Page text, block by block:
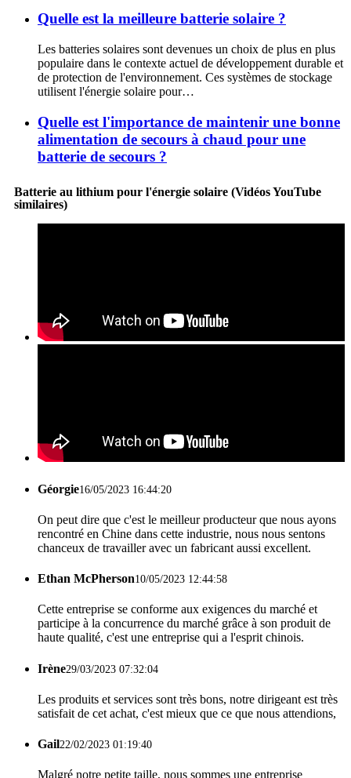
Quelle est la meilleure batterie solaire ?
Les batteries solaires sont devenues un choix de plus en plus
populaire dans le contexte actuel de développement durable et
de protection de l'environnement. Ces systèmes de stockage
utilisent l'énergie solaire pour…
Quelle est l'importance de maintenir une bonne
alimentation de secours à chaud pour une
batterie de secours ?
Batterie au lithium pour l'énergie solaire (Vidéos YouTube
similaires)
Géorgie16/05/2023 16:44:20
On peut dire que c'est le meilleur producteur que nous ayons
rencontré en Chine dans cette industrie, nous nous sentons
chanceux de travailler avec un fabricant aussi excellent.
Ethan McPherson10/05/2023 12:44:58
Cette entreprise se conforme aux exigences du marché et
participe à la concurrence du marché grâce à son produit de
haute qualité, c'est une entreprise qui a l'esprit chinois.
Irène29/03/2023 07:32:04
Les produits et services sont très bons, notre dirigeant est très
satisfait de cet achat, c'est mieux que ce que nous attendions,
Gail22/02/2023 01:19:40
Malgré notre petite taille, nous sommes une entreprise